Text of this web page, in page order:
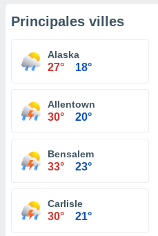
Principales villes
Alaska
27° 18°
Allentown
30° 20°
Bensalem
33° 23°
Carlisle
30° 21°